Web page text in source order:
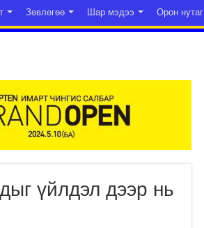
Зөвлөгөө Шар мэдээ Орон нутаг
үйлдэл дээр нь